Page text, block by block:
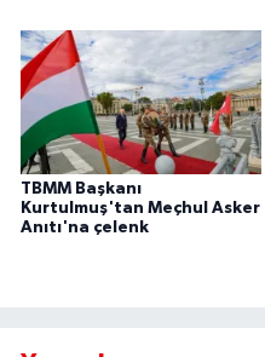
TBMM Başkanı
Kurtulmuş'tan Meçhul Asker
Anıtı'na çelenk